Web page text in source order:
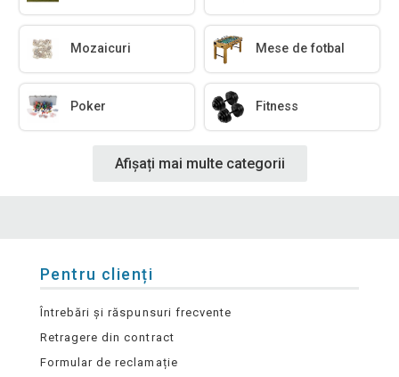
Mozaicuri Mese de fotbal
Poker Fitness
Afișați mai multe categorii
Pentru clienți
Întrebări și răspunsuri frecvente
Retragere din contract
Formular de reclamație